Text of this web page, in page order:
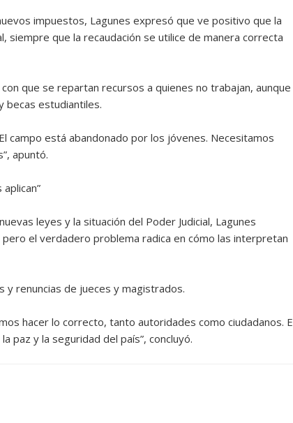
impuestos, Lagunes expresó que ve positivo que la
siempre que la recaudación se utilice de manera correcta
que se repartan recursos a quienes no trabajan, aunque
becas estudiantiles.
campo está abandonado por los jóvenes. Necesitamos
apuntó.
leyes y la situación del Poder Judicial, Lagunes
el verdadero problema radica en cómo las interpretan
y renuncias de jueces y magistrados.
hacer lo correcto, tanto autoridades como ciudadanos.
paz y la seguridad del país”, concluyó.